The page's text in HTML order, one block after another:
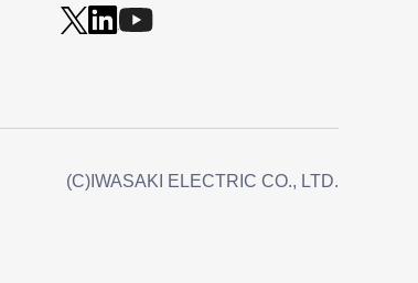
(C)IWASAKI ELECTRIC CO., LTD.